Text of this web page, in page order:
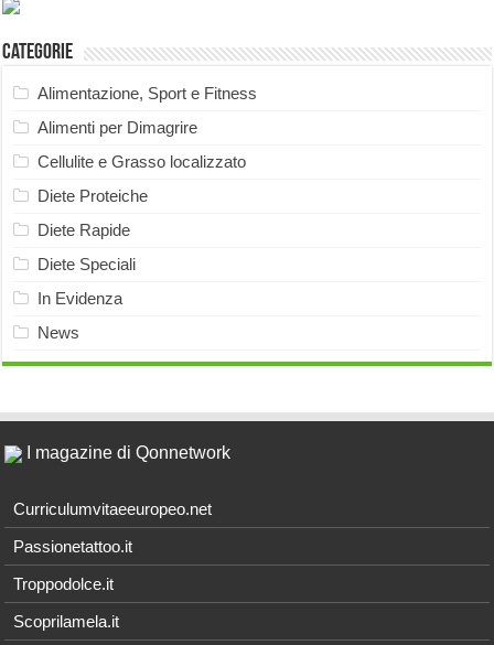
Categorie
Alimentazione, Sport e Fitness
Alimenti per Dimagrire
Cellulite e Grasso localizzato
Diete Proteiche
Diete Rapide
Diete Speciali
In Evidenza
News
I magazine di Qonnetwork
Curriculumvitaeeuropeo.net
Passionetattoo.it
Troppodolce.it
Scoprilamela.it